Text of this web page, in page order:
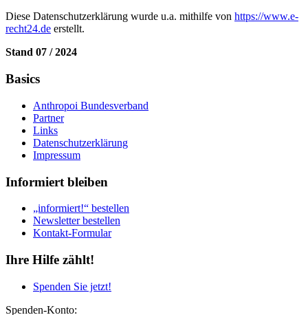
Diese Datenschutzerklärung wurde u.a. mithilfe von https://www.e-
recht24.de erstellt.
Stand 07 / 2024
Basics
Anthropoi Bundesverband
Partner
Links
Datenschutzerklärung
Impressum
Informiert bleiben
„informiert!“ bestellen
Newsletter bestellen
Kontakt-Formular
Ihre Hilfe zählt!
Spenden Sie jetzt!
Spenden-Konto: